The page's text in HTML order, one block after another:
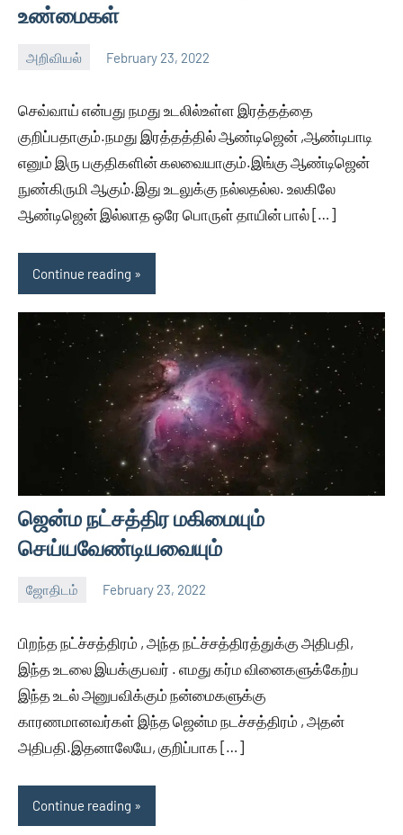
உண்மைகள்
அறிவியல் February 23, 2022
Auser
செவ்வாய் என்பது நமது உடலில்உள்ள இரத்தத்தை
குறிப்பதாகும்.நமது இரத்தத்தில் ஆண்டிஜென் ,ஆண்டிபாடி
எனும் இரு பகுதிகளின் கலவையாகும்.இங்கு ஆண்டிஜென்
நுண்கிருமி ஆகும்.இது உடலுக்கு நல்லதல்ல. உலகிலே
ஆண்டிஜென் இல்லாத ஒரே பொருள் தாயின் பால் […]
Continue reading
ஜென்ம நட்சத்திர மகிமையும்
செய்யவேண்டியவையும்
ஜோதிடம் February 23, 2022
Auser
No
பிறந்த நட்ச்சத்திரம் , அந்த நட்ச்சத்திரத்துக்கு அதிபதி,
இந்த உடலை இயக்குபவர் . எமது கர்ம வினைகளுக்கேற்ப
இந்த உடல் அனுபவிக்கும் நன்மைகளுக்கு
காரணமானவர்கள் இந்த ஜென்ம நடச்சத்திரம் , அதன்
அதிபதி.இதனாலேயே, குறிப்பாக […]
Continue reading